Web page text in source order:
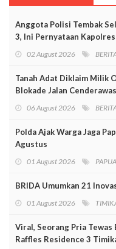
Anggota Polisi Tembak
3, Ini Pernyataan
02 August 2026
Tanah Adat Diklaim Milik
Blokade Jalan
06 August 2026
Polda Ajak Warga Jaga
Agustus
01 August 2026
BRIDA Umumkan 21
01 August 2026
Viral, Seorang Pria Tewas
Raffles Residence 3